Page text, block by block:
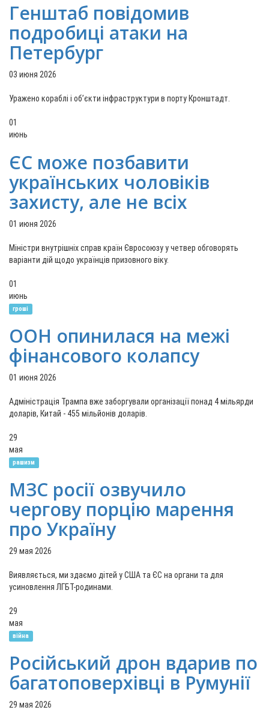
Генштаб повідомив
подробиці атаки на
Петербург
03 июня 2026
Уражено кораблі і об’єкти інфраструктури в порту Кронштадт.
01
июнь
ЄС може позбавити
українських чоловіків
захисту, але не всіх
01 июня 2026
Міністри внутрішніх справ країн Євросоюзу у четвер обговорять
варіанти дій щодо українців призовного віку.
01
июнь
гроші
ООН опинилася на межі
фінансового колапсу
01 июня 2026
Адміністрація Трампа вже заборгували організації понад 4 мільярди
доларів, Китай - 455 мільйонів доларів.
29
мая
рашизм
МЗС росії озвучило
чергову порцію марення
про Україну
29 мая 2026
Виявляється, ми здаємо дітей у США та ЄС на органи та для
усиновлення ЛГБТ-родинами.
29
мая
війна
Російський дрон вдарив по
багатоповерхівці в Румунії
29 мая 2026